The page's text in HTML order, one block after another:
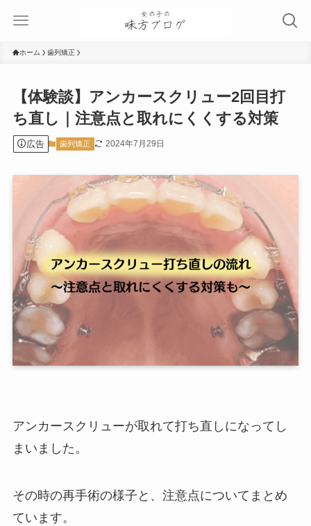
ホーム 歯列矯正
【体験談】アンカースクリュー2回目打
ち直し｜注意点と取れにくくする対策
広告 歯列矯正 2024年7月29日
アンカースクリューが取れて打ち直しになってし
まいました。
その時の再手術の様子と、注意点についてまとめ
ています。